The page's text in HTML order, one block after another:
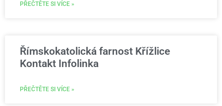
PŘEČTĚTE SI VÍCE »
Římskokatolická farnost Křížlice
Kontakt Infolinka
PŘEČTĚTE SI VÍCE »